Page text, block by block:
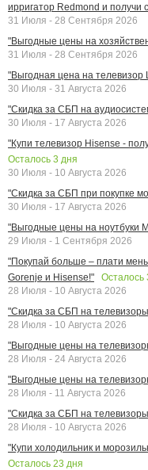
ирригатор Redmond и получи
31 Июля - 28 Сентября 2026
"Выгодные цены на
31 Июля - 28 Сентября 2026
"Выгодная цена на телевизор
30 Июля - 31 Августа 2026
"Скидка за СБП на
30 Июля - 17 Августа 2026
"Купи телевизор Hisense -
Осталось 3 дня
30 Июля - 10 Августа 2026
"Скидка за СБП при покупке
30 Июля - 17 Августа 2026
"Выгодные цены на ноутбуки
29 Июля - 1 Сентября 2026
"Покупай больше – плати
Gorenje и Hisense!"
Осталось
28 Июля - 10 Августа 2026
"Скидка за СБП на
28 Июля - 10 Августа 2026
"Выгодные цены на
28 Июля - 24 Августа 2026
"Выгодные цены на
28 Июля - 11 Августа 2026
"Скидка за СБП на
28 Июля - 10 Августа 2026
"Купи холодильник и
Осталось 23 дня